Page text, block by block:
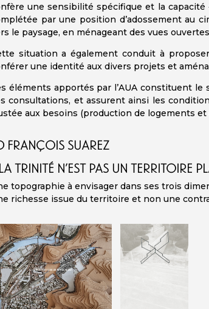
une sensibilité spécifique et la
par une position d’adossement au
le paysage, en ménageant des vues
situation a également conduit à
une identité aux divers projets et
éléments apportés par l’AUA constituent
consultations, et assurent ainsi les
aux besoins (production de logements et
FRANÇOIS SUAREZ
TRINITÉ N’EST PAS UN TERRITOIRE
topographie à envisager dans ses trois
richesse issue du territoire et non une